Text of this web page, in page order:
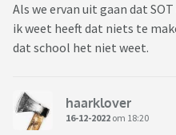
Als we ervan uit gaan dat
ik weet heeft dat niets te
dat school het niet weet.
haarklover
16-12-2022 om 18:20